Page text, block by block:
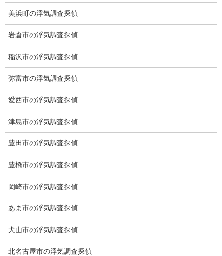
※弊社から24時間以内に返信が無い場合、再度LINE又はお電話を
トップ
美浜町の浮気調査探偵
岩倉市の浮気調査探偵
稲沢市の浮気調査探偵
弥富市の浮気調査探偵
愛西市の浮気調査探偵
津島市の浮気調査探偵
豊田市の浮気調査探偵
豊橋市の浮気調査探偵
岡崎市の浮気調査探偵
あま市の浮気調査探偵
犬山市の浮気調査探偵
北名古屋市の浮気調査探偵